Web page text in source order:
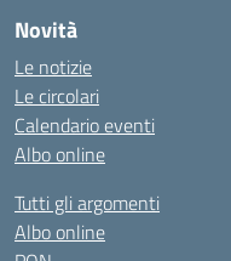
Novità
Le notizie
Le circolari
Calendario eventi
Albo online
Tutti gli argomenti
Albo online